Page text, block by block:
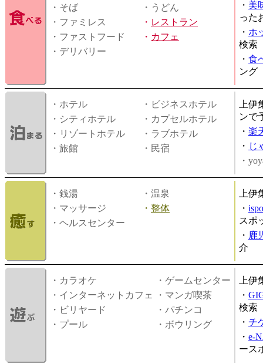
・そば
・うどん
・ファミレス
・ レストラン
・ファストフード
・ カフェ
・デリバリー
・ 美
った
・ ホ
検索
・ 食
ング
・ホテル
・ビジネスホテル
・シティホテル
・カプセルホテル
・リゾートホテル
・ラブホテル
・旅館
・民宿
上
ンで
・ 楽
・ じ
・
・銭湯
・温泉
・マッサージ
・ 整体
・ヘルスセンター
上
・
スポ
・ 鹿
介
・カラオケ
・ゲームセンター
・インターネットカフェ
・マンガ喫茶
・ビリヤード
・パチンコ
・プール
・ボウリング
上
・
検索
・ チ
・ e-
ース